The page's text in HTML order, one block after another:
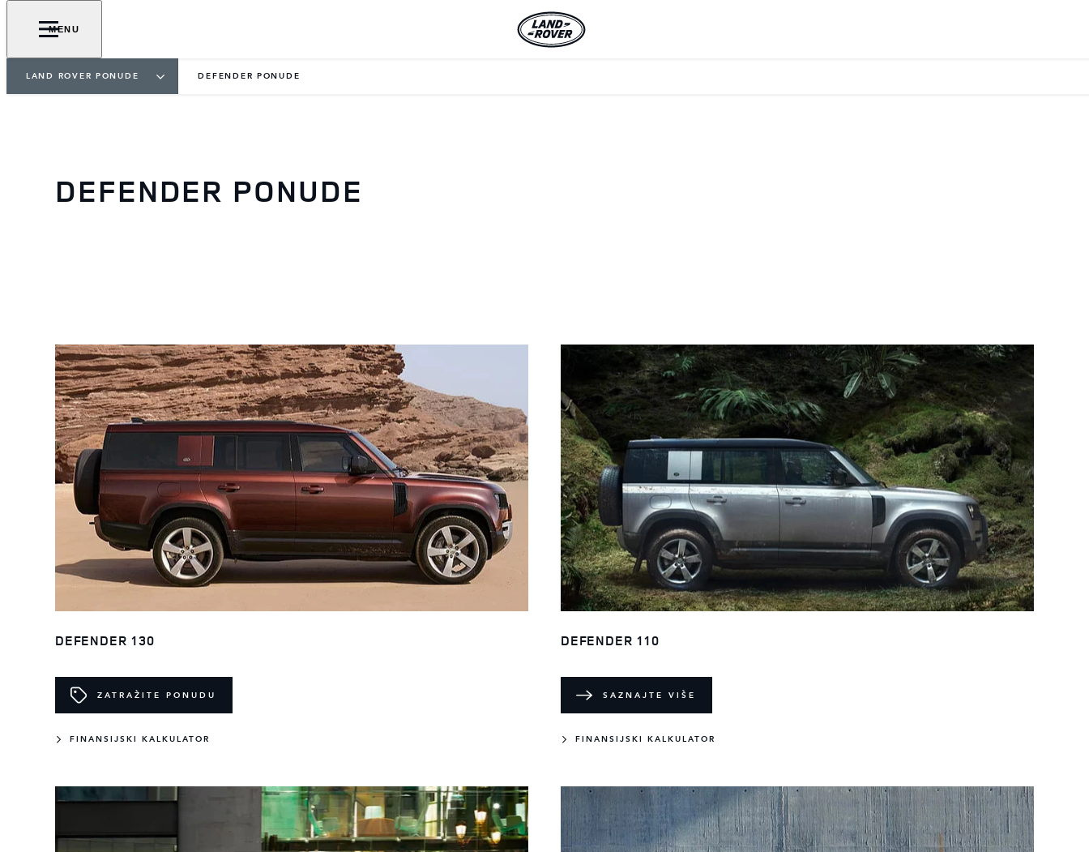
MENU
LAND ROVER PONUDE DEFENDER PONUDE
DEFENDER PONUDE
DEFENDER 130
ZATRAŽITE PONUDU
FINANSIJSKI KALKULATOR
DEFENDER 110
SAZNAJTE VIŠE
FINANSIJSKI KALKULATOR